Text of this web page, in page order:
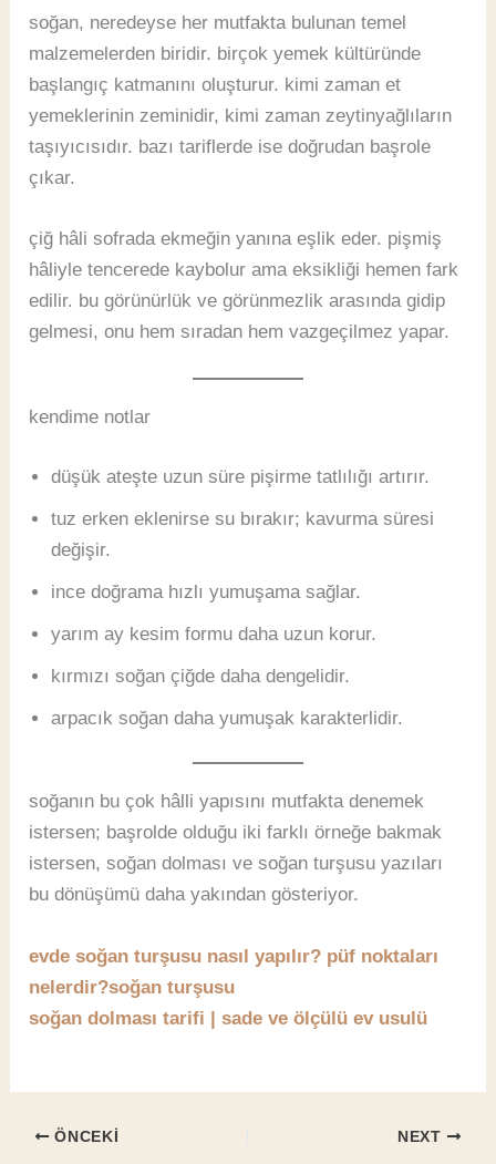
soğan, neredeyse her mutfakta bulunan temel
malzemelerden biridir. birçok yemek kültüründe
başlangıç katmanını oluşturur. kimi zaman et
yemeklerinin zeminidir, kimi zaman zeytinyağlıların
taşıyıcısıdır. bazı tariflerde ise doğrudan başrole
çıkar.
çiğ hâli sofrada ekmeğin yanına eşlik eder. pişmiş
hâliyle tencerede kaybolur ama eksikliği hemen fark
edilir. bu görünürlük ve görünmezlik arasında gidip
gelmesi, onu hem sıradan hem vazgeçilmez yapar.
kendime notlar
düşük ateşte uzun süre pişirme tatlılığı artırır.
tuz erken eklenirse su bırakır; kavurma süresi
değişir.
ince doğrama hızlı yumuşama sağlar.
yarım ay kesim formu daha uzun korur.
kırmızı soğan çiğde daha dengelidir.
arpacık soğan daha yumuşak karakterlidir.
soğanın bu çok hâlli yapısını mutfakta denemek
istersen; başrolde olduğu iki farklı örneğe bakmak
istersen, soğan dolması ve soğan turşusu yazıları
bu dönüşümü daha yakından gösteriyor.
evde soğan turşusu nasıl yapılır? püf noktaları
nelerdir?soğan turşusu
soğan dolması tarifi | sade ve ölçülü ev usulü
ÖNCEKI NEXT